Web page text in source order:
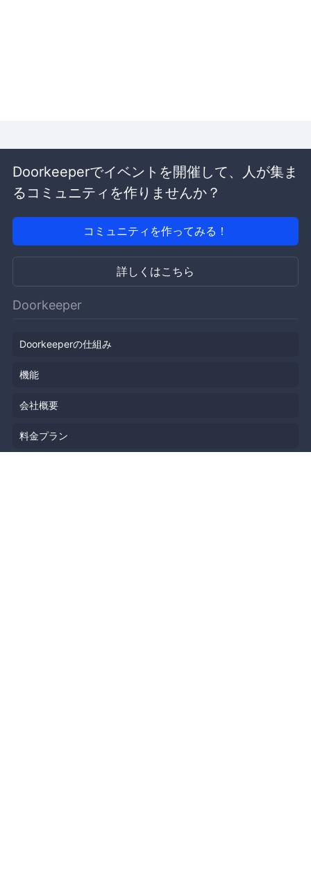
Doorkeeperでイベントを開催して、人が集ま
るコミュニティを作りませんか？
コミュニティを作ってみる！
詳しくはこちら
Doorkeeper
Doorkeeperの仕組み
機能
会社概要
料金プラン